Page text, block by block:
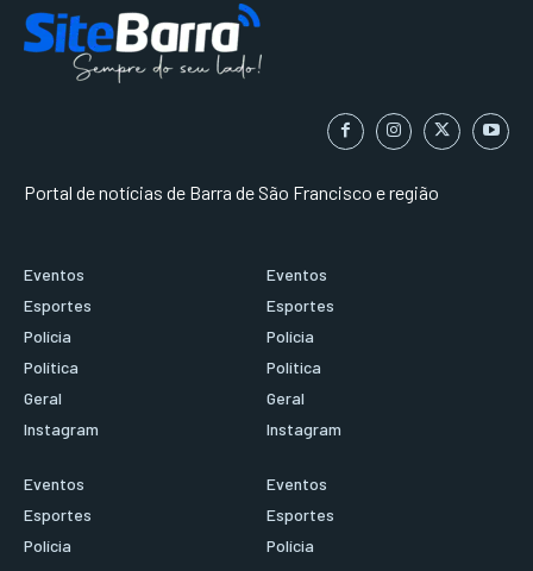
Portal de notícias de Barra de São Francisco e região
Eventos
Esportes
Polícia
Política
Geral
Instagram
Eventos
Esportes
Polícia
Política
Geral
Instagram
Eventos
Esportes
Polícia
Eventos
Esportes
Polícia